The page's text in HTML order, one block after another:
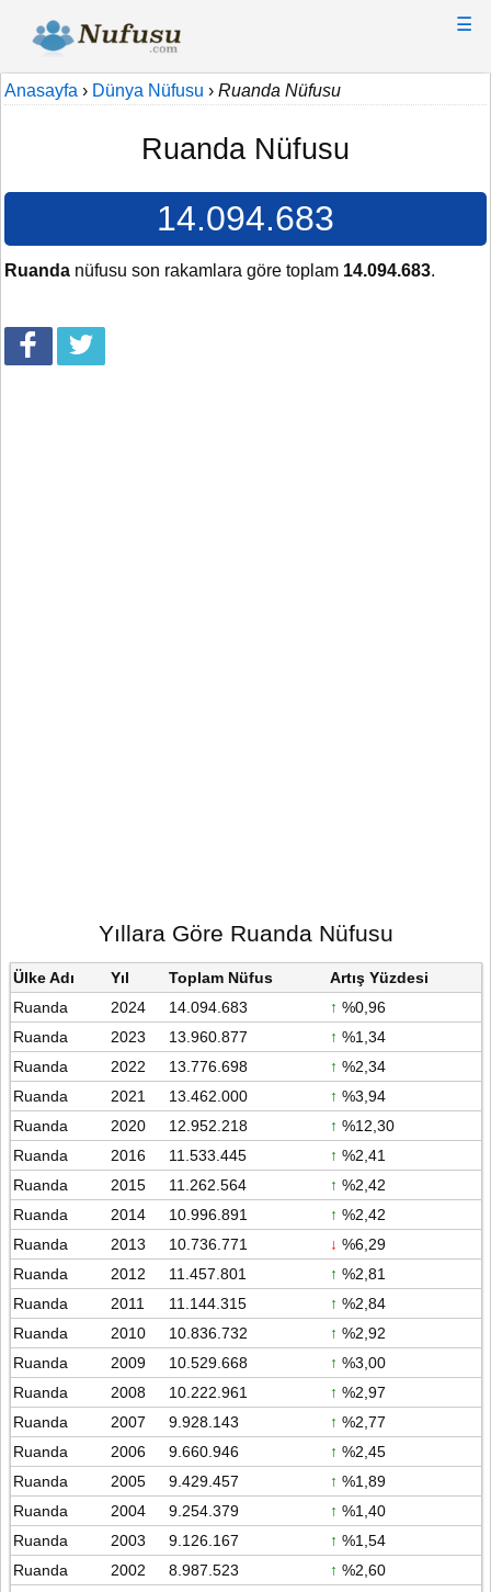
☰
Anasayfa › Dünya Nüfusu › Ruanda Nüfusu
Ruanda Nüfusu
14.094.683
Ruanda nüfusu son rakamlara göre toplam 14.094.683.
Yıllara Göre Ruanda Nüfusu
Ülke Adı Yıl Toplam Nüfus
Artış Yüzdesi
Ruanda
2024 14.094.683 ↑ %0,96
Ruanda
2023 13.960.877 ↑ %1,34
Ruanda
2022 13.776.698 ↑ %2,34
Ruanda
2021 13.462.000 ↑ %3,94
Ruanda
2020 12.952.218 ↑ %12,30
Ruanda
2016 11.533.445 ↑ %2,41
Ruanda
2015 11.262.564 ↑ %2,42
Ruanda
2014 10.996.891 ↑ %2,42
Ruanda
2013 10.736.771 ↓ %6,29
Ruanda
2012 11.457.801 ↑ %2,81
Ruanda
2011 11.144.315 ↑ %2,84
Ruanda
2010 10.836.732 ↑ %2,92
Ruanda
2009 10.529.668 ↑ %3,00
Ruanda
2008 10.222.961 ↑ %2,97
Ruanda
2007 9.928.143 ↑ %2,77
Ruanda
2006 9.660.946 ↑ %2,45
Ruanda
2005 9.429.457 ↑ %1,89
Ruanda
2004 9.254.379 ↑ %1,40
Ruanda
2003 9.126.167 ↑ %1,54
Ruanda
2002 8.987.523 ↑ %2,60